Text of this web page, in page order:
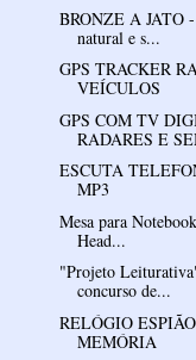
BRONZE A JATO
natural e s...
GPS TRACKER
VEÍCULOS
GPS COM TV
RADARES E
ESCUTA
MP3
Mesa para
Head...
"Projeto
concurso de...
RELÓGIO
MEMÓRIA